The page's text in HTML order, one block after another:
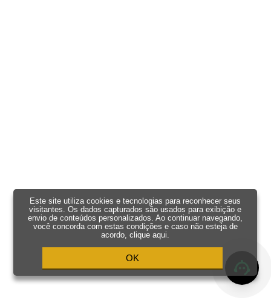
Este site utiliza cookies e tecnologias para reconhecer seus
visitantes. Os dados capturados são usados para exibição e
envio de conteúdos personalizados. Ao continuar navegando,
você concorda com estas condições e caso não esteja de
acordo,clique aqui.
OK